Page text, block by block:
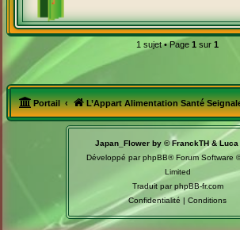
1 sujet • Page 1 sur 1
Portail L’Appart Alimentation Santé
Japan_Flower by © FranckTH & Luca
Développé parphpBB® Forum Software
Limited
Traduit parphpBB-fr.com
Confidentialité | Conditions